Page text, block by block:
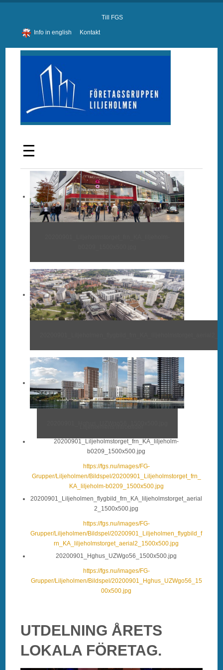
Till FGS
Info in english Kontakt
20200901_Liljeholmstorget_frn_KA_liljeholm-
b0209_1500x500.jpg
https://fgs.nu/images/FG-
Grupper/Liljeholmen/Bildspel/20200901_Liljeholmstorget_frn_
KA_liljeholm-b0209_1500x500.jpg
20200901_Liljeholmen_flygbild_frn_KA_liljeholmstorget_aerial
2_1500x500.jpg
https://fgs.nu/images/FG-
Grupper/Liljeholmen/Bildspel/20200901_Liljeholmen_flygbild_f
rn_KA_liljeholmstorget_aerial2_1500x500.jpg
20200901_Hghus_UZWgo56_1500x500.jpg
https://fgs.nu/images/FG-
Grupper/Liljeholmen/Bildspel/20200901_Hghus_UZWgo56_15
00x500.jpg
UTDELNING ÅRETS
LOKALA FÖRETAG.